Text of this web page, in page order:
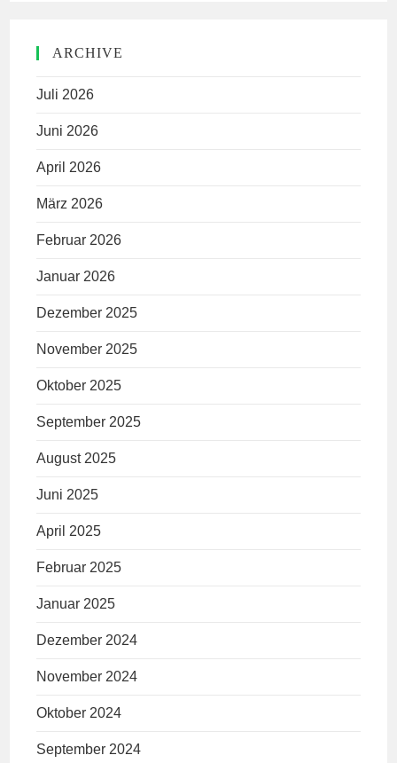
ARCHIVE
Juli 2026
Juni 2026
April 2026
März 2026
Februar 2026
Januar 2026
Dezember 2025
November 2025
Oktober 2025
September 2025
August 2025
Juni 2025
April 2025
Februar 2025
Januar 2025
Dezember 2024
November 2024
Oktober 2024
September 2024